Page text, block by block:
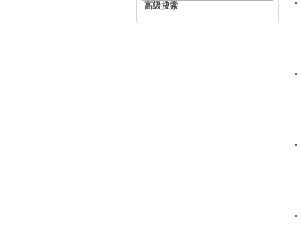
高级搜索